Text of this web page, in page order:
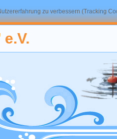
zu verbessern (Tracking